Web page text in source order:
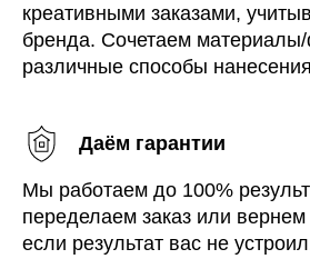
креативными заказами,
бренда. Сочетаем
различные способы
Даём гарантии
Мы работаем до 100%
переделаем заказ или вернем
если результат вас не